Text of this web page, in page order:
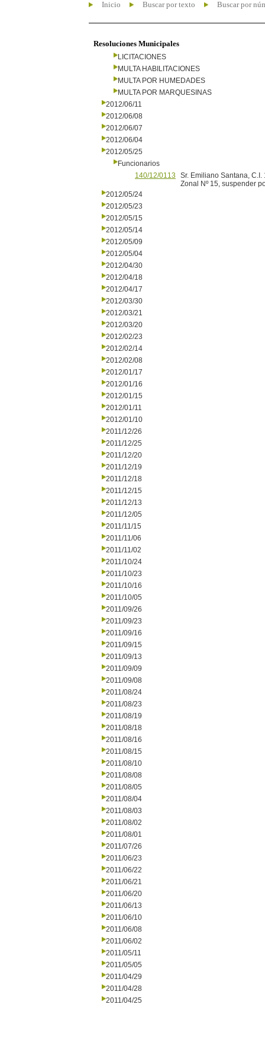
Inicio Buscar por texto Buscar por
Resoluciones Municipales
LICITACIONES
MULTA HABILITACIONES
MULTA POR HUMEDADES
MULTA POR MARQUESINAS
2012/06/11
2012/06/08
2012/06/07
2012/06/04
2012/05/25
Funcionarios
140/12/0113
Sr. Emiliano Santana,
Zonal Nº 15, suspender
2012/05/24
2012/05/23
2012/05/15
2012/05/14
2012/05/09
2012/05/04
2012/04/30
2012/04/18
2012/04/17
2012/03/30
2012/03/21
2012/03/20
2012/02/23
2012/02/14
2012/02/08
2012/01/17
2012/01/16
2012/01/15
2012/01/11
2012/01/10
2011/12/26
2011/12/25
2011/12/20
2011/12/19
2011/12/18
2011/12/15
2011/12/13
2011/12/05
2011/11/15
2011/11/06
2011/11/02
2011/10/24
2011/10/23
2011/10/16
2011/10/05
2011/09/26
2011/09/23
2011/09/16
2011/09/15
2011/09/13
2011/09/09
2011/09/08
2011/08/24
2011/08/23
2011/08/19
2011/08/18
2011/08/16
2011/08/15
2011/08/10
2011/08/08
2011/08/05
2011/08/04
2011/08/03
2011/08/02
2011/08/01
2011/07/26
2011/06/23
2011/06/22
2011/06/21
2011/06/20
2011/06/13
2011/06/10
2011/06/08
2011/06/02
2011/05/11
2011/05/05
2011/04/29
2011/04/28
2011/04/25